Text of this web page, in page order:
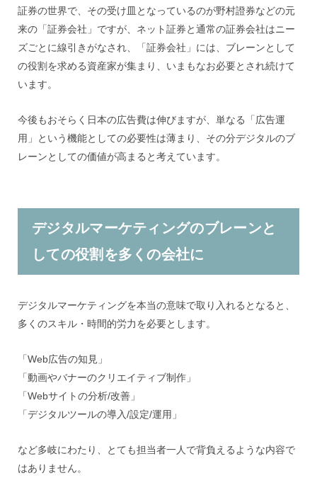
証券の世界で、その受け皿となっているのが野村證券などの元
来の「証券会社」ですが、ネット証券と通常の証券会社はニー
ズごとに線引きがなされ、「証券会社」には、ブレーンとして
の役割を求める資産家が集まり、いまもなお必要とされ続けて
います。
今後もおそらく日本の広告費は伸びますが、単なる「広告運
用」という機能としての必要性は薄まり、その分デジタルのブ
レーンとしての価値が高まると考えています。
デジタルマーケティングのブレーンと
しての役割を多くの会社に
デジタルマーケティングを本当の意味で取り入れるとなると、
多くのスキル・時間的労力を必要とします。
「Web広告の知見」
「動画やバナーのクリエイティブ制作」
「Webサイトの分析/改善」
「デジタルツールの導入/設定/運用」
など多岐にわたり、とても担当者一人で背負えるような内容で
はありません。